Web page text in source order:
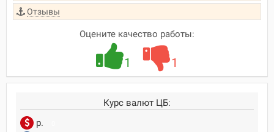
Отзывы
Оцените качество работы:
1 1
Курс валют ЦБ:
р.